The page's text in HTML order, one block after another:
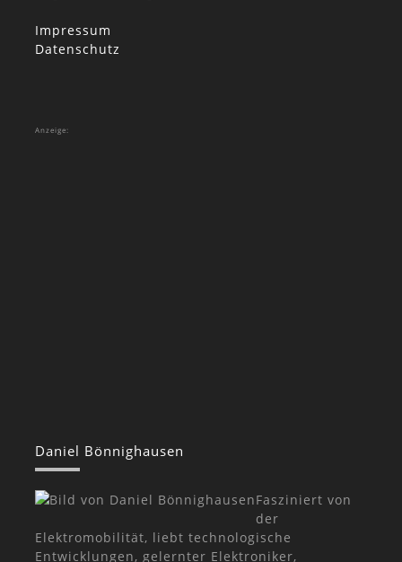
Impressum
Datenschutz
Anzeige:
Daniel Bönnighausen
Fasziniert von
der
Elektromobilität, liebt technologische
Entwicklungen, gelernter Elektroniker,